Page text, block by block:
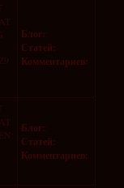
Блог::
Статей:
Комментариев:
Блог::
Статей:
Комментариев: